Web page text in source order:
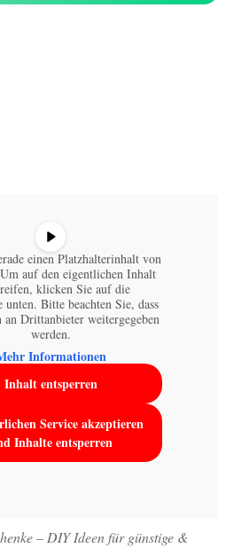
einen Platzhalterinhalt von
auf den eigentlichen Inhalt
klicken Sie auf die
unten. Bitte beachten Sie, dass
an Drittanbieter weitergegeben
werden.
Informationen
Inhalt entsperren
Service akzeptieren
Inhalte entsperren
– DIY Ideen für günstige &